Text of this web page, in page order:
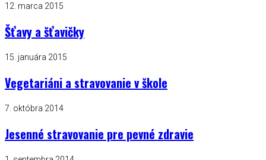
12. marca 2015
Šťavy a šťavičky
15. januára 2015
Vegetariáni a stravovanie v škole
7. októbra 2014
Jesenné stravovanie pre pevné zdravie